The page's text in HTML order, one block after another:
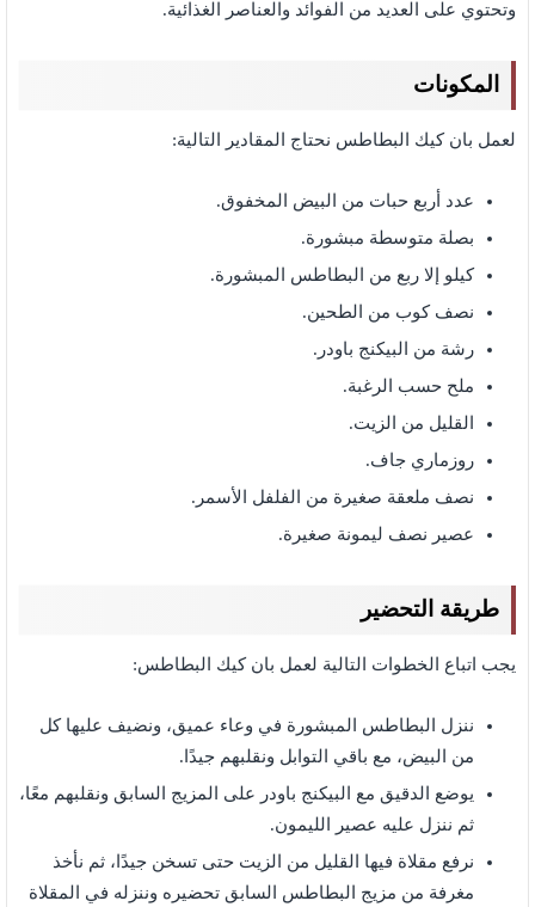
وتحتوي على العديد من الفوائد والعناصر الغذائية.
المكونات
لعمل بان كيك البطاطس نحتاج المقادير التالية:
عدد أربع حبات من البيض المخفوق.
بصلة متوسطة مبشورة.
كيلو إلا ربع من البطاطس المبشورة.
نصف كوب من الطحين.
رشة من البيكنج باودر.
ملح حسب الرغبة.
القليل من الزيت.
روزماري جاف.
نصف ملعقة صغيرة من الفلفل الأسمر.
عصير نصف ليمونة صغيرة.
طريقة التحضير
يجب اتباع الخطوات التالية لعمل بان كيك البطاطس:
ننزل البطاطس المبشورة في وعاء عميق، ونضيف عليها كل
من البيض، مع باقي التوابل ونقلبهم جيدًا.
يوضع الدقيق مع البيكنج باودر على المزيج السابق ونقلبهم معًا،
ثم ننزل عليه عصير الليمون.
نرفع مقلاة فيها القليل من الزيت حتى تسخن جيدًا، ثم نأخذ
مغرفة من مزيج البطاطس السابق تحضيره وننزله في المقلاة